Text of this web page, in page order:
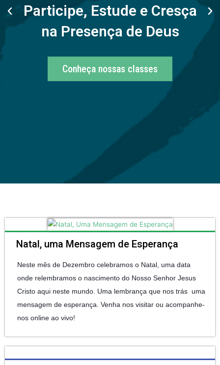
Participe, Estude e Cresça
na Presença de Deus
Conheça nossas classes
Natal, uma Mensagem de Esperança
Neste mês de Dezembro celebramos o Natal, uma data
onde relembramos o nascimento do Nosso Senhor Jesus
Cristo aqui neste mundo. Uma lembrança que nos trás uma
mensagem de esperança. Venha nos visitar ou acompanhe-
nos online ao vivo!